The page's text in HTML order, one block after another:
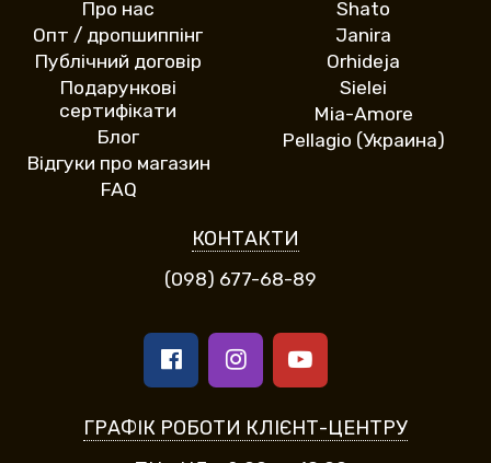
Про нас
Опт / дропшиппінг
Публічний договір
Подарункові
сертифікати
Блог
Відгуки про магазин
FAQ
Shato
Janira
Orhideja
Sielei
Mia-Amore
Pellagio (Украина)
КОНТАКТИ
(098) 677-68-89
ГРАФІК РОБОТИ КЛІЄНТ-ЦЕНТРУ